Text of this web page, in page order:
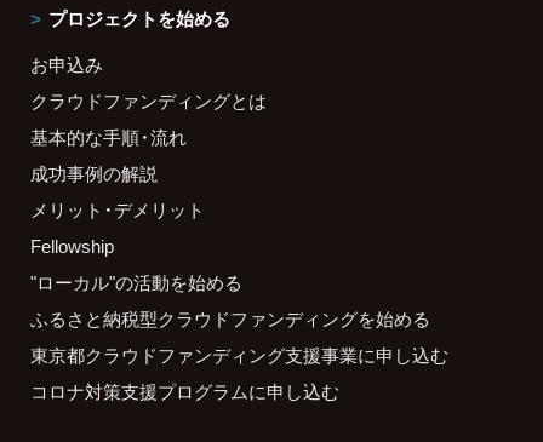
プロジェクトを始める
お申込み
クラウドファンディングとは
基本的な手順・流れ
成功事例の解説
メリット・デメリット
Fellowship
"ローカル"の活動を始める
ふるさと納税型クラウドファンディングを始める
東京都クラウドファンディング支援事業に申し込む
コロナ対策支援プログラムに申し込む